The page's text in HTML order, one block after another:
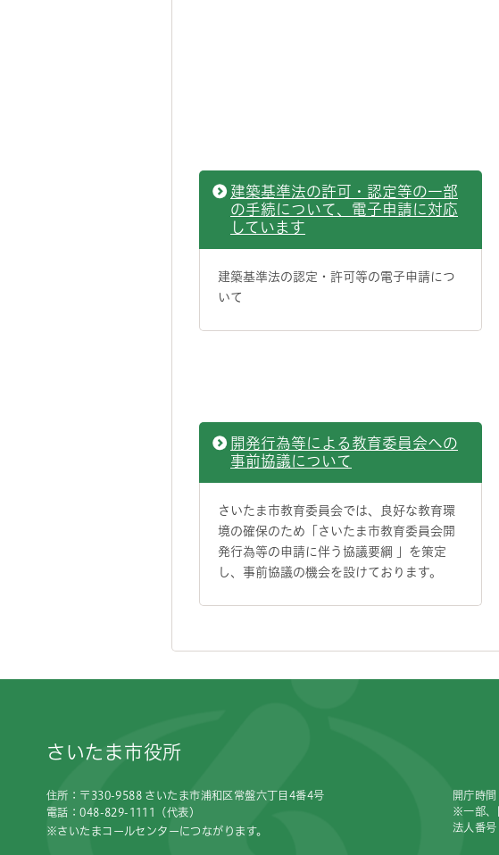
建築基準法の許可・認定等の一部
の手続について、電子申請に対応
しています
建築基準法の認定・許可等の電子申請につ
いて
開発行為等による教育委員会への
事前協議について
さいたま市教育委員会では、良好な教育環
境の確保のため「さいたま市教育委員会開
発行為等の申請に伴う協議要綱 」を策定
し、事前協議の機会を設けております。
さいたま市役所
住所：〒330-9588 さいたま市浦和区常盤六丁目4番4号
電話：048-829-1111（代表）
※さいたまコールセンターにつながります。
開庁時
※一部、
法人番